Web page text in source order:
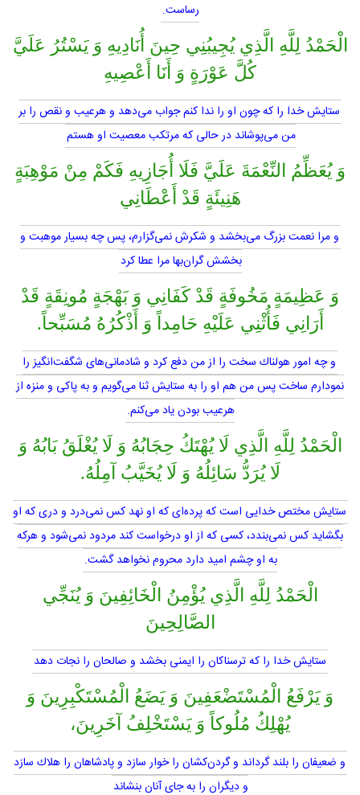
رساست.
الْحَمْدُ لِلَّهِ الَّذِي يُجِيبُنِي حِينَ أُنَادِيهِ وَ يَسْتُرُ عَلَيَّ
كُلَّ عَوْرَةٍ وَ أَنَا أَعْصِيهِ
ستايش خدا را كه چون او را ندا كنم جواب مى‌دهد و هرعيب و نقص را بر
من مى‌پوشاند در حالى كه مرتكب معصيت او هستم
وَ يُعَظِّمُ النِّعْمَةَ عَلَيَّ فَلَا أُجَازِيهِ فَكَمْ مِنْ مَوْهِبَةٍ
هَنِيئَةٍ قَدْ أَعْطَانِي
و مرا نعمت بزرگ مى‌بخشد و شكرش نمى‌گزارم، پس چه بسيار موهبت و
بخشش گران‌بها مرا عطا كرد
وَ عَظِيمَةٍ مَخُوفَةٍ قَدْ كَفَانِي وَ بَهْجَةٍ مُونِقَةٍ قَدْ
أَرَانِي فَأُثْنِي عَلَيْهِ حَامِداً وَ أَذْكُرُهُ مُسَبِّحاً.
و چه امور هولناك سخت را از من دفع كرد و شادمانى‌هاى شگفت‌انگيز را
نمودارم ساخت پس من هم او را به ستايش ثنا مى‌گويم و به پاكى و منزه از
هرعيب بودن ياد مى‌كنم.
الْحَمْدُ لِلَّهِ الَّذِي لَا يُهْتَكُ حِجَابُهُ وَ لَا يُغْلَقُ بَابُهُ وَ
لَا يُرَدُّ سَائِلُهُ وَ لَا يُخَيَّبُ آمِلُهُ.
ستايش مختص خدايى است كه پرده‌اى كه او نهد كس نمى‌درد و درى كه او
بگشايد كس نمى‌بندد، كسى كه از او درخواست كند مردود نمى‌شود و هركه
به او چشم اميد دارد محروم نخواهد گشت.
الْحَمْدُ لِلَّهِ الَّذِي يُؤْمِنُ الْخَائِفِينَ وَ يُنَجِّي
الصَّالِحِينَ
ستايش خدا را كه ترسناكان را ايمنى بخشد و صالحان را نجات دهد
وَ يَرْفَعُ الْمُسْتَضْعَفِينَ وَ يَضَعُ الْمُسْتَكْبِرِينَ وَ
يُهْلِكُ مُلُوكاً وَ يَسْتَخْلِفُ آخَرِينَ،
و ضعيفان را بلند گرداند و گردن‌كشان را خوار سازد و پادشاهان را هلاك سازد
و ديگران را به جاى آنان بنشاند